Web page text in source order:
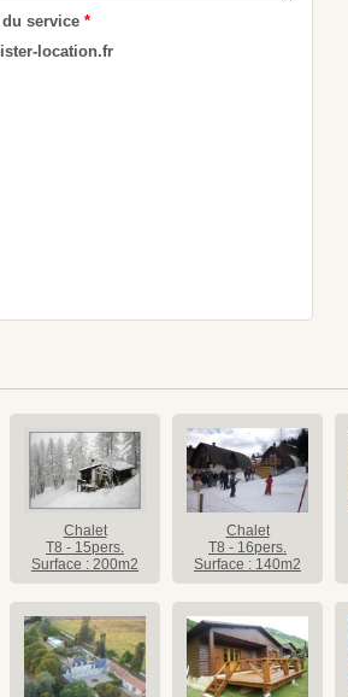
du service *
location.fr
Chalet
T8 - 15pers.
Surface : 200m2
Chalet
T8 - 16pers.
Surface : 140m2